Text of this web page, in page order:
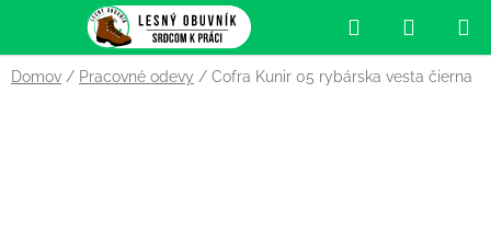
obsah
Hľadať
KOŠÍK
Domov / Pracovné odevy / Cofra Kunir 05 rybárska vesta čierna